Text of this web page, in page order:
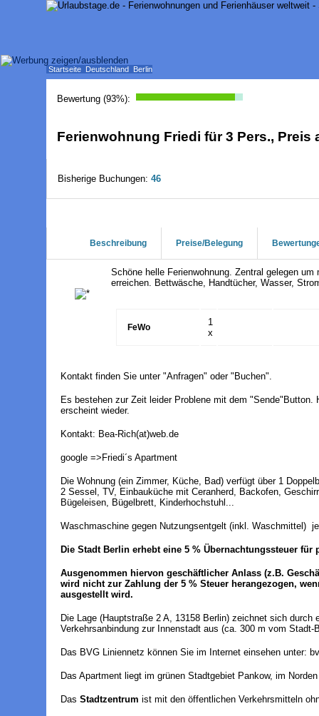
Startseite Deutschland Berlin
Bewertung (93%):
Ferienwohnung Friedi für 3 Pers., Preis
Bisherige Buchungen: 46
Beschreibung Preise/Belegung
Schöne helle Ferienwohnung. Zentral gelegen
erreichen. Bettwäsche, Handtücher, Wasser,
FeWo
1
x
Kontakt finden Sie unter "Anfragen" oder "Buchen".
Es bestehen zur Zeit leider Problene mit dem
erscheint wieder.
Kontakt: Bea-Rich(at)web.de
google =>Friedi´s Apartment
Die Wohnung (ein Zimmer, Küche, Bad) verfügt über 1
2 Sessel, TV, Einbauküche mit Ceranherd, Backofen,
Bügeleisen, Bügelbrett, Kinderhochstuhl...
Waschmaschine gegen Nutzungsentgelt (inkl. Waschmittel)
Die Stadt Berlin erhebt eine 5 % Übernachtungssteuer für
Ausgenommen hiervon geschäftlicher Anlass (z.B.
wird nicht zur Zahlung der 5 % Steuer herangezogen,
ausgestellt wird.
Die Lage (Hauptstraße 2 A, 13158 Berlin) zeichnet sich durch
Verkehrsanbindung zur Innenstadt aus (ca. 300 m vom Stadt-
Das BVG Liniennetz können Sie im Internet einsehen unter:
Das Apartment liegt im grünen Stadtgebiet Pankow, im
Das Stadtzentrum ist mit den öffentlichen Verkehrsmitteln